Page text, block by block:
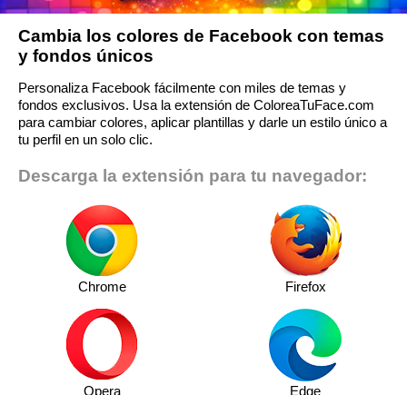
Cambia los colores de Facebook con temas
y fondos únicos
Personaliza Facebook fácilmente con miles de temas y
fondos exclusivos. Usa la extensión de ColoreaTuFace.com
para cambiar colores, aplicar plantillas y darle un estilo único a
tu perfil en un solo clic.
Descarga la extensión para tu navegador:
Chrome Firefox
Opera Edge